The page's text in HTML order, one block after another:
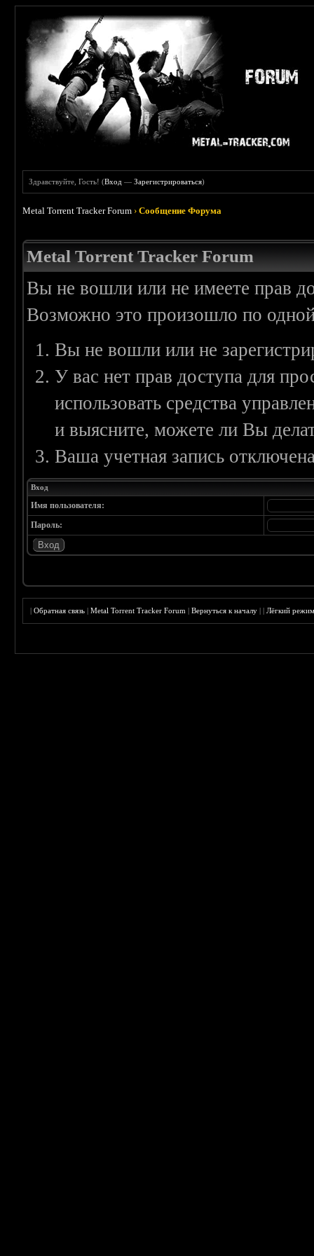
Здравствуйте, Гость! (Вход —Зарегистрироваться)
Metal Torrent Tracker Forum ›Сообщение Форума
Metal Torrent Tracker Forum
Вы не вошли или не имеете прав
Возможно это произошло по
Вы не вошли или не
У вас нет прав доступа для
использовать средства
и выясните, можете ли Вы
Ваша учетная запись
Вход
Имя пользователя:
Пароль:
|Обратная связь |Metal Torrent Tracker Forum |Вернуться к началу ||Лёгкий